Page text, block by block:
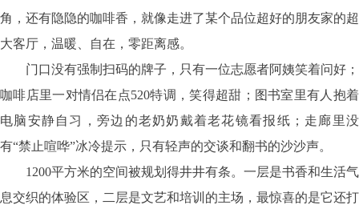
角，还有隐隐的咖啡香，就像走进了某个品位超好的朋友家的超
大客厅，温暖、自在，零距离感。
门口没有强制扫码的牌子，只有一位志愿者阿姨笑着问好；
咖啡店里一对情侣在点520特调，笑得超甜；图书室里有人抱着
电脑安静自习，旁边的老奶奶戴着老花镜看报纸；走廊里没
有“禁止喧哗”冰冷提示，只有轻声的交谈和翻书的沙沙声。
1200平方米的空间被规划得井井有条。一层是书香和生活气
息交织的体验区，二层是文艺和培训的主场，最惊喜的是它还打